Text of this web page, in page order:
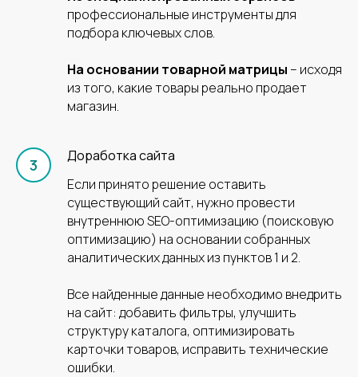
профессиональные инструменты для
подбора ключевых слов.
На основании товарной матрицы – исходя
из того, какие товары реально продает
магазин.
Доработка сайта
Если принято решение оставить
существующий сайт, нужно провести
внутреннюю SEO-оптимизацию (поисковую
оптимизацию) на основании собранных
аналитических данных из пунктов 1 и 2.
Все найденные данные необходимо внедрить
на сайт: добавить фильтры, улучшить
структуру каталога, оптимизировать
карточки товаров, исправить технические
ошибки.
решение
Соглашаюсь наобработку
персональных данных
Отправить